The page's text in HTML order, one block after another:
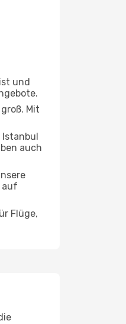
und
Mit
Istanbul
auch
auf
Flüge,